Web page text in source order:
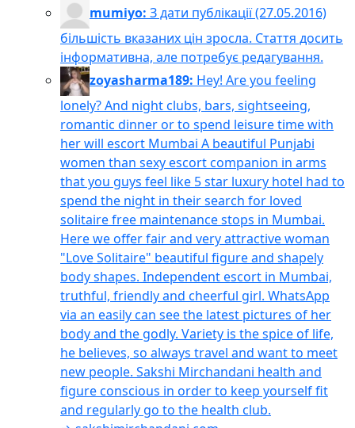
mumiyo: З дати публікації (27.05.2016)
більшість вказаних цін зросла. Стаття досить
інформативна, але потребує редагування.
zoyasharma189: Hey! Are you feeling
lonely? And night clubs, bars, sightseeing,
romantic dinner or to spend leisure time with
her will escort Mumbai A beautiful Punjabi
women than sexy escort companion in arms
that you guys feel like 5 star luxury hotel had to
spend the night in their search for loved
solitaire free maintenance stops in Mumbai.
Here we offer fair and very attractive woman
"Love Solitaire" beautiful figure and shapely
body shapes. Independent escort in Mumbai,
truthful, friendly and cheerful girl. WhatsApp
via an easily can see the latest pictures of her
body and the godly. Variety is the spice of life,
he believes, so always travel and want to meet
new people. Sakshi Mirchandani health and
figure conscious in order to keep yourself fit
and regularly go to the health club.